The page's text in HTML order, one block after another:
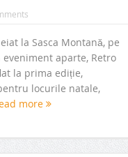
la Sasca Montană, pe
aparte, Retro
la prima ediție,
locurile natale,
more